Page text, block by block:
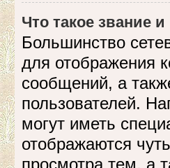
Что такое звание
Большинство
для отображения
сообщений, а
пользователей.
могут иметь
отображаются
просмотра тем, а